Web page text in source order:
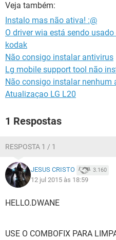
Veja também:
Instalo mas não ativa! :@
O driver wia está sendo
kodak
Não consigo instalar antivirus
Lg mobile support tool não
Não consigo instalar nenhum
Atualizaçao LG L20
1 Respostas
RESPOSTA 1 / 1
JESUS CRISTO 3.160
12 jul 2015 às 18:59
HELLO.DWANE
USE O COMBOFIX PARA